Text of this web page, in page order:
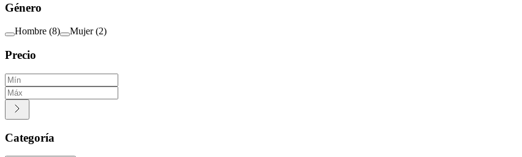
Género
Hombre (8) Mujer (2)
Precio
Categoría